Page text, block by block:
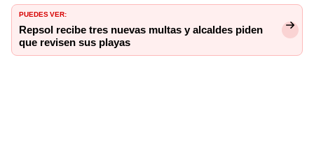
PUEDES VER:
Repsol recibe tres nuevas multas y alcaldes piden
que revisen sus playas